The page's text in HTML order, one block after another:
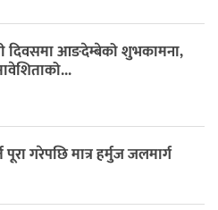
दिवसमा आङदेम्बेको शुभकामना,
गरेपछि मात्र हर्मुज जलमार्ग